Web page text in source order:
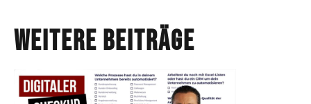
Weitere Beiträge